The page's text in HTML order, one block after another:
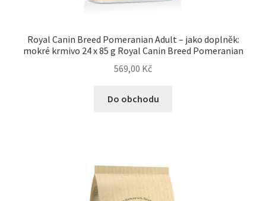
Royal Canin Breed Pomeranian Adult – jako doplněk:
mokré krmivo 24 x 85 g Royal Canin Breed Pomeranian
569,00 Kč
Do obchodu